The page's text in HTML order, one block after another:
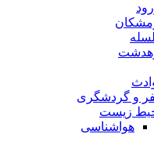
و گردشگری
زیست
هواشناسی